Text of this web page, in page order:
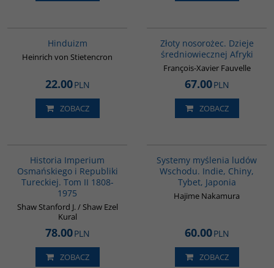
Hinduizm
Heinrich von Stietencron
22.00PLN
ZOBACZ
Złoty nosorożec. Dzieje
średniowiecznej Afryki
François-Xavier Fauvelle
67.00PLN
ZOBACZ
Historia Imperium
Osmańskiego i Republiki
Tureckiej. Tom II 1808-
1975
Shaw Stanford J. / Shaw Ezel
Kural
78.00PLN
ZOBACZ
Systemy myślenia ludów
Wschodu. Indie, Chiny,
Tybet, Japonia
Hajime Nakamura
60.00PLN
ZOBACZ